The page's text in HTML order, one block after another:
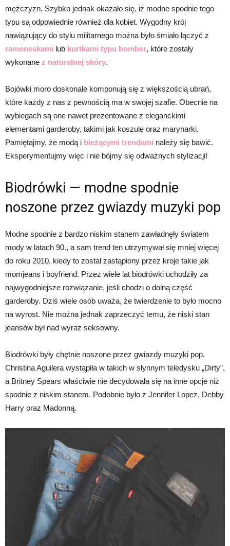
mężczyzn. Szybko jednak okazało się, iż modne spodnie tego
typu są odpowiednie również dla kobiet. Wygodny krój
nawiązujący do stylu militarnego można było śmiało łączyć z
ramoneskami lub kurtkami typu bomber, które zostały
wykonane z naturalnej skóry.
Bojówki moro doskonale komponują się z większością ubrań,
które każdy z nas z pewnością ma w swojej szafie. Obecnie na
wybiegach są one nawet prezentowane z eleganckimi
elementami garderoby, takimi jak koszule oraz marynarki.
Pamiętajmy, że modą i bieżącymi trendami należy się bawić.
Eksperymentujmy więc i nie bójmy się odważnych stylizacji!
Biodrówki — modne spodnie
noszone przez gwiazdy muzyki pop
Modne spodnie z bardzo niskim stanem zawładnęły światem
mody w latach 90., a sam trend ten utrzymywał się mniej więcej
do roku 2010, kiedy to został zastąpiony przez kroje takie jak
momjeans i boyfriend. Przez wiele lat biodrówki uchodziły za
najwygodniejsze rozwiązanie, jeśli chodzi o dolną część
garderoby. Dziś wiele osób uważa, że twierdzenie to było mocno
na wyrost. Nie można jednak zaprzeczyć temu, że niski stan
jeansów był nad wyraz seksowny.
Biodrówki były chętnie noszone przez gwiazdy muzyki pop.
Christina Aguilera wystąpiła w takich w słynnym teledysku „Dirty”,
a Britney Spears właściwie nie decydowała się na inne opcje niż
spodnie z niskim stanem. Podobnie było z Jennifer Lopez, Debby
Harry oraz Madonną.